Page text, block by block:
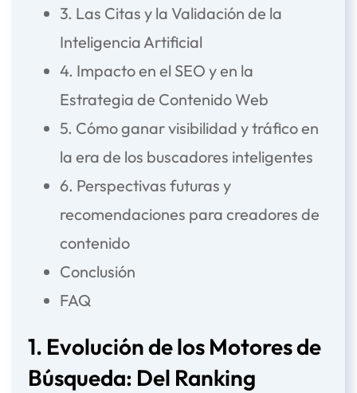
3. Las Citas y la Validación de la
Inteligencia Artificial
4. Impacto en el SEO y en la
Estrategia de Contenido Web
5. Cómo ganar visibilidad y tráfico en
la era de los buscadores inteligentes
6. Perspectivas futuras y
recomendaciones para creadores de
contenido
Conclusión
FAQ
1. Evolución de los Motores de
Búsqueda: Del Ranking